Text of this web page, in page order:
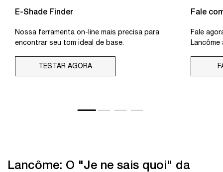
E-Shade Finder
Nossa ferramenta on-line mais precisa para
encontrar seu tom ideal de base.
TESTAR AGORA
Fale
Fale
Lancôme: O "Je ne sais quoi" da